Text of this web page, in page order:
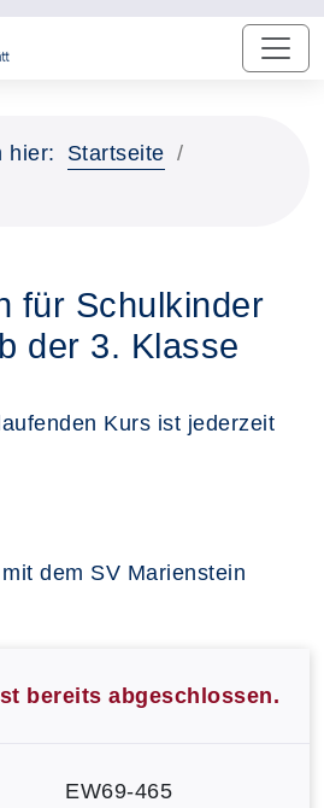
hier:
Startseite
für Schulkinder
der 3. Klasse
Kurs ist jederzeit
dem SV Marienstein
bereits abgeschlossen.
EW69-465